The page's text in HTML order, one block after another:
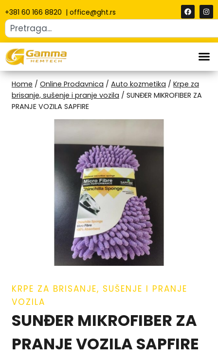
+381 60 166 8820 | office@ght.rs
Home / Online Prodavnica / Auto kozmetika / Krpe za
brisanje, sušenje i pranje vozila / SUNĐER MIKROFIBER ZA
PRANJE VOZILA SAPFIRE
KRPE ZA BRISANJE, SUŠENJE I PRANJE
VOZILA
SUNĐER MIKROFIBER ZA
PRANJE VOZILA SAPFIRE